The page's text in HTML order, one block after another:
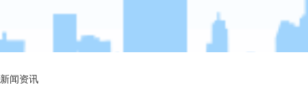
新闻资讯